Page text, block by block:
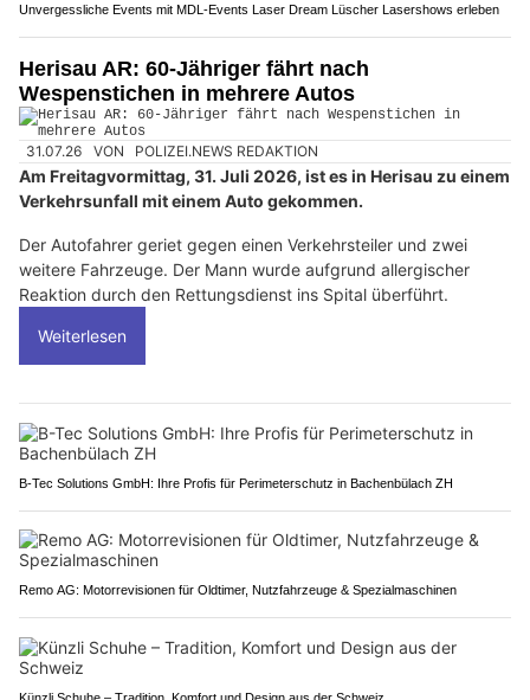
Unvergessliche Events mit MDL-Events Laser Dream Lüscher Lasershows erleben
Herisau AR: 60-Jähriger fährt nach
Wespenstichen in mehrere Autos
31.07.26 VON POLIZEI.NEWS REDAKTION
Am Freitagvormittag, 31. Juli 2026, ist es in Herisau zu einem
Verkehrsunfall mit einem Auto gekommen.
Der Autofahrer geriet gegen einen Verkehrsteiler und zwei
weitere Fahrzeuge. Der Mann wurde aufgrund allergischer
Reaktion durch den Rettungsdienst ins Spital überführt.
Weiterlesen
B-Tec Solutions GmbH: Ihre Profis für Perimeterschutz in Bachenbülach ZH
Remo AG: Motorrevisionen für Oldtimer, Nutzfahrzeuge & Spezialmaschinen